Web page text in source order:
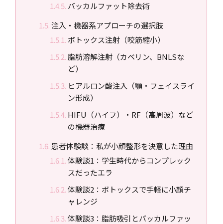
バッカルファット除去術
注入・機器系アプローチの選択肢
ボトックス注射（咬筋縮小）
脂肪溶解注射（カベリン、BNLSな
ど）
ヒアルロン酸注入（顎・フェイスライ
ン形成）
HIFU（ハイフ）・RF（高周波）など
の機器治療
患者体験談：私が小顔整形を決意した理由
体験談1：学生時代からコンプレック
スだったエラ
体験談2：ボトックスで手軽に小顔チ
ャレンジ
体験談3：脂肪吸引とバッカルファッ